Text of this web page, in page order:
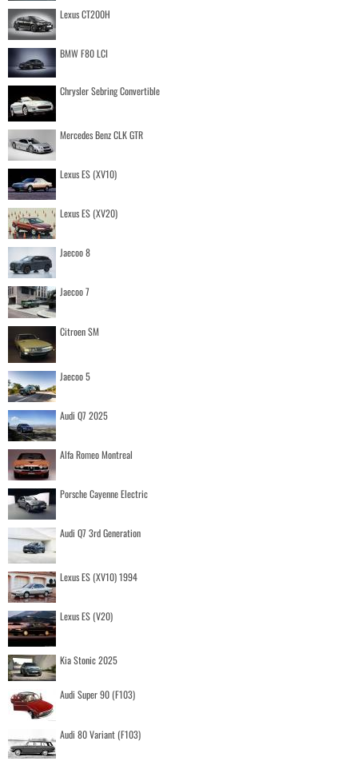
Lexus CT200H
BMW F80 LCI
Chrysler Sebring Convertible
Mercedes Benz CLK GTR
Lexus ES (XV10)
Lexus ES (XV20)
Jaecoo 8
Jaecoo 7
Citroen SM
Jaecoo 5
Audi Q7 2025
Alfa Romeo Montreal
Porsche Cayenne Electric
Audi Q7 3rd Generation
Lexus ES (XV10) 1994
Lexus ES (V20)
Kia Stonic 2025
Audi Super 90 (F103)
Audi 80 Variant (F103)